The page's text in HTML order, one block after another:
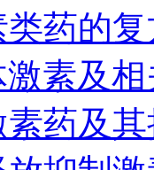
类药的
素及
药及